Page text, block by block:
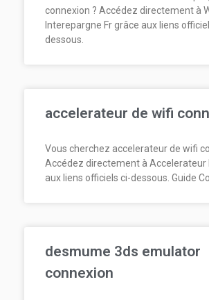
connexion ? Accédez directement à
Interepargne Fr grâce aux liens
dessous.
accelerateur de wifi
Vous cherchez accelerateur de wifi
Accédez directement à Accelerateur
aux liens officiels ci-dessous. Guide
desmume 3ds emulator
connexion